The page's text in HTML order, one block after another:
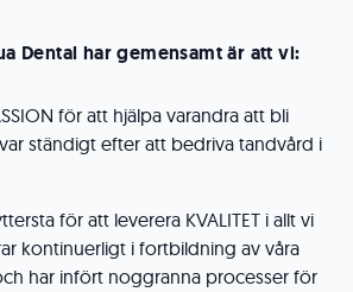
Dental har gemensamt är att vi:
för att hjälpa varandra att bli
ständigt efter att bedriva tandvård i
för att leverera KVALITET i allt vi
kontinuerligt i fortbildning av våra
har infört noggranna processer för